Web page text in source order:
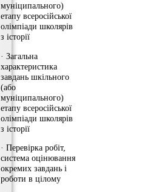
муніципального)
етапу всеросійської
олімпіади школярів
з історії
· Загальна
характеристика
завдань шкільного
(або
муніципального)
етапу всеросійської
олімпіади школярів
з історії
· Перевірка робіт,
система оцінювання
окремих завдань і
роботи в цілому